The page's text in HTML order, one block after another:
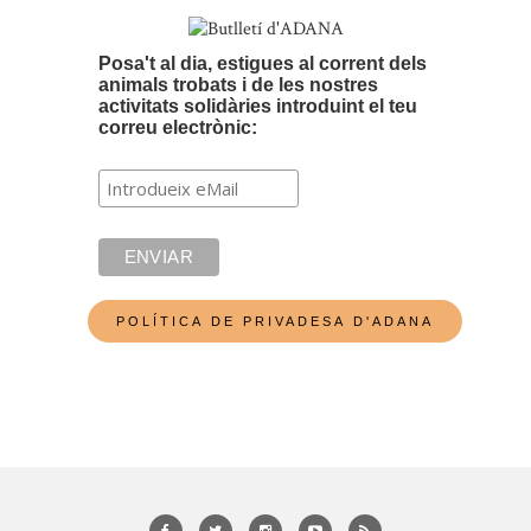
Posa't al dia, estigues al corrent dels
animals trobats i de les nostres
activitats solidàries introduint el teu
correu electrònic: